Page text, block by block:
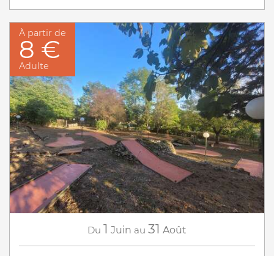
À partir de
8 €
Adulte
Du 1 Juin au 31 Août